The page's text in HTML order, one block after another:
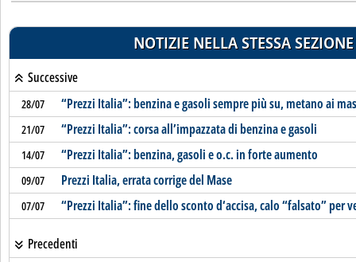
NOTIZIE NELLA STESSA SEZIONE
Successive
28/07 “Prezzi Italia”: benzina e gasoli sempre più su, metano ai
21/07 “Prezzi Italia”: corsa all’impazzata di benzina e gasoli
14/07 “Prezzi Italia”: benzina, gasoli e o.c. in forte aumento
09/07 Prezzi Italia, errata corrige del Mase
07/07 “Prezzi Italia”: fine dello sconto d‘accisa, calo “falsato” per
Precedenti